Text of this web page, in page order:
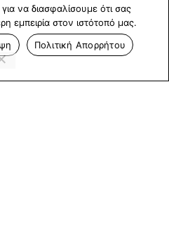
να διασφαλίσουμε ότι σας
εμπειρία στον ιστότοπό μας.
Πολιτική Απορρήτου